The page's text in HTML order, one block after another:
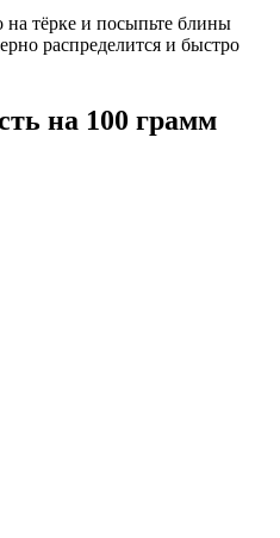
на тёрке и посыпьте блины
распределится и быстро
на 100 грамм